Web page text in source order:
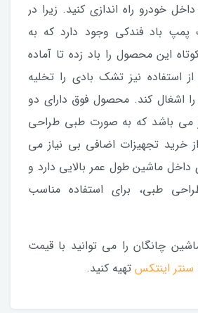
خودرو راه اندازی کنید. زیرا در
باد فندکی وجود دارد که به
این محصول را باد زده تا آماده
استفاده نیز تشک بادی را تخلیه
اشغال کند. محصول فوق دارای دو
می باشد که به صورت طبی طراحی
خرید تجهیزات اضافی بی نیاز می
ماشین طول عمر بالایی دارد و
طبی، برای استفاده مناسب
چانگان را می توانید با قیمت
سنتر اینتکس تهیه کنید.